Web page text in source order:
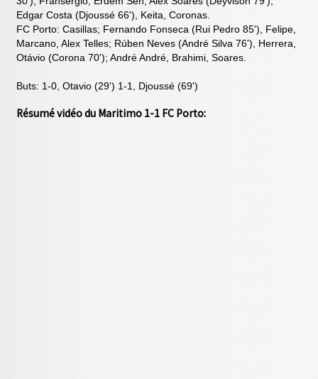
Edgar Costa (Djoussé 66'), Keita, Coronas.
FC Porto: Casillas; Fernando Fonseca (Rui Pedro 85'), Felipe,
Marcano, Alex Telles; Rúben Neves (André Silva 76'), Herrera,
Otávio (Corona 70'); André André, Brahimi, Soares.
Buts: 1-0, Otavio (29') 1-1, Djoussé (69')
Résumé vidéo du Maritimo 1-1 FC Porto: